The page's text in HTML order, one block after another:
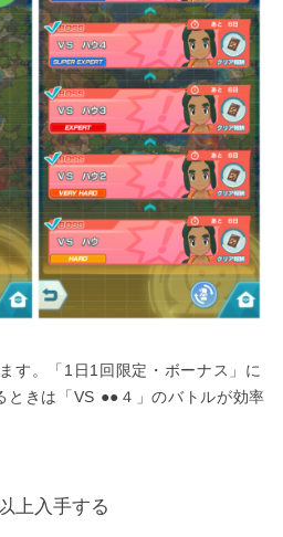
す。「1日1回限定・ボーナス」に
ときは「VS ●●４」のバトルが効率
上入手する